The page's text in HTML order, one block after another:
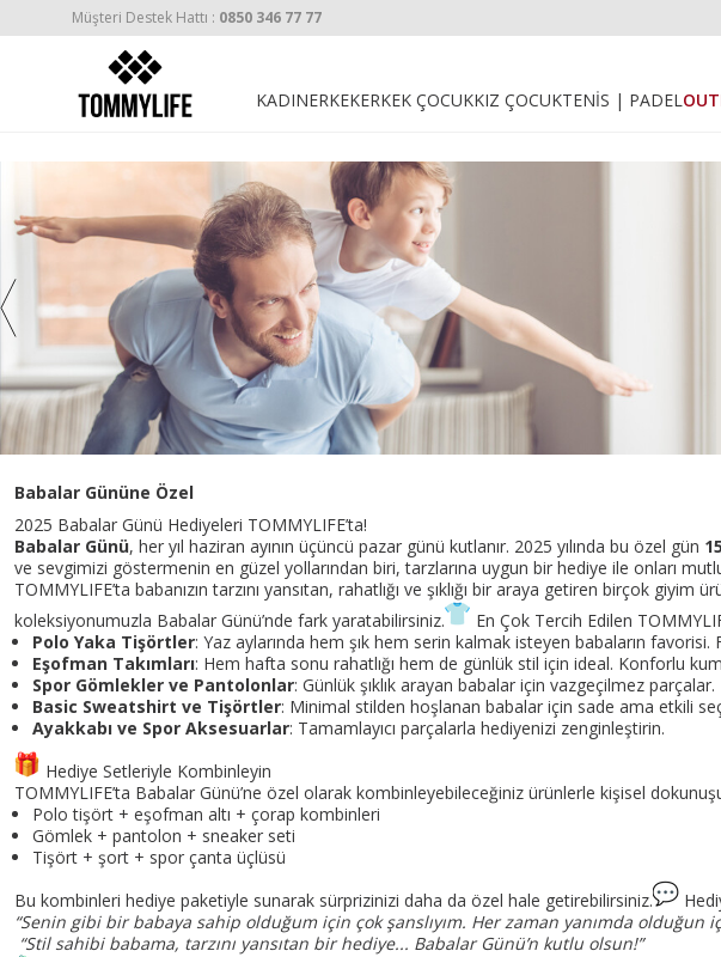
Müşteri Destek Hattı : 0850 346 77 77
KADINERKEKERKEK ÇOCUKKIZ ÇOCUKTENİS | PADEL
Babalar Gününe Özel
2025 Babalar Günü Hediyeleri TOMMYLIFE’ta!
Babalar Günü, her yıl haziran ayının üçüncü pazar günü kutlanır. 2025 yılında bu özel gün
ve sevgimizi göstermenin en güzel yollarından biri, tarzlarına uygun bir hediye ile onları
TOMMYLIFE’ta babanızın tarzını yansıtan, rahatlığı ve şıklığı bir araya getiren birçok
koleksiyonumuzla Babalar Günü’nde fark yaratabilirsiniz.
En Çok Tercih Edilen
Polo Yaka Tişörtler: Yaz aylarında hem şık hem serin kalmak isteyen babaların
Eşofman Takımları: Hem hafta sonu rahatlığı hem de günlük stil için ideal. Konforlu
Spor Gömlekler ve Pantolonlar: Günlük şıklık arayan babalar için vazgeçilmez parçalar.
Basic Sweatshirt ve Tişörtler: Minimal stilden hoşlanan babalar için sade ama etkili
Ayakkabı ve Spor Aksesuarlar: Tamamlayıcı parçalarla hediyenizi zenginleştirin.
Hediye Setleriyle Kombinleyin
TOMMYLIFE’ta Babalar Günü’ne özel olarak kombinleyebileceğiniz ürünlerle kişisel
Polo tişört + eşofman altı + çorap kombinleri
Gömlek + pantolon + sneaker seti
Tişört + şort + spor çanta üçlüsü
Bu kombinleri hediye paketiyle sunarak sürprizinizi daha da özel hale getirebilirsiniz.
“Senin gibi bir babaya sahip olduğum için çok şanslıyım. Her zaman yanımda olduğun
“Stil sahibi babama, tarzını yansıtan bir hediye... Babalar Günü’n kutlu olsun!”